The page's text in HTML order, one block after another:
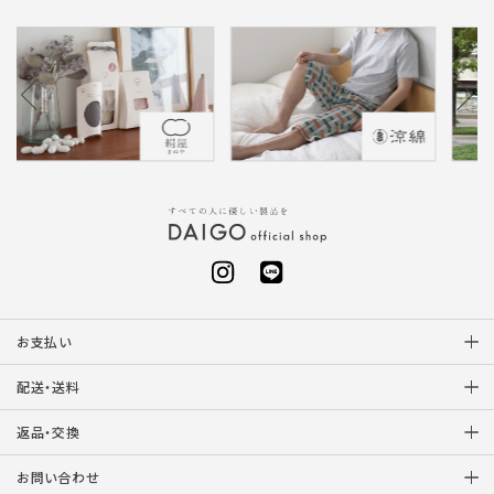
お支払い
配送・送料
返品・交換
お問い合わせ